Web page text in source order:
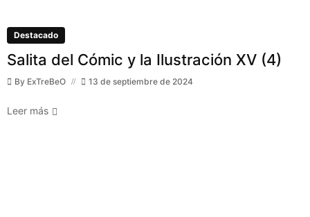
Destacado
Salita del Cómic y la Ilustración XV (4)
By ExTreBeO 13 de septiembre de 2024
Leer más